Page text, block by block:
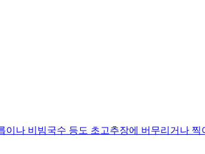
나 비빔국수 등도 초고추장에 버무리거나 찍